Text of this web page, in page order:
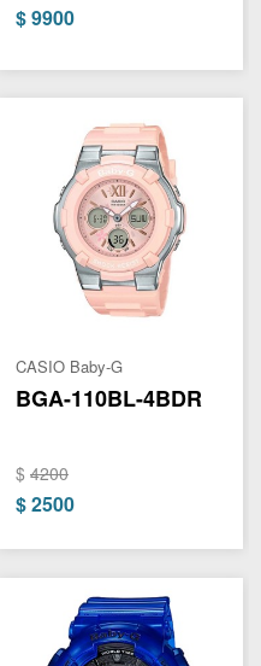
$9900
CASIO Baby-G
BGA-110BL-4BDR
$ 4200
$2500